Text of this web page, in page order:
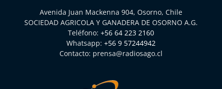
Avenida Juan Mackenna 904, Osorno, Chile
SOCIEDAD AGRICOLA Y GANADERA DE OSORNO A.G.
Teléfono: +56 64 223 2160
Whatsapp: +56 9 57244942
Contacto: prensa@radiosago.cl